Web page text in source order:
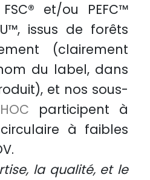
FSC® et/ou PEFC™
, issus de forêts
(clairement
du label, dans
et nos sous-
participent à
à faibles
la qualité, et le